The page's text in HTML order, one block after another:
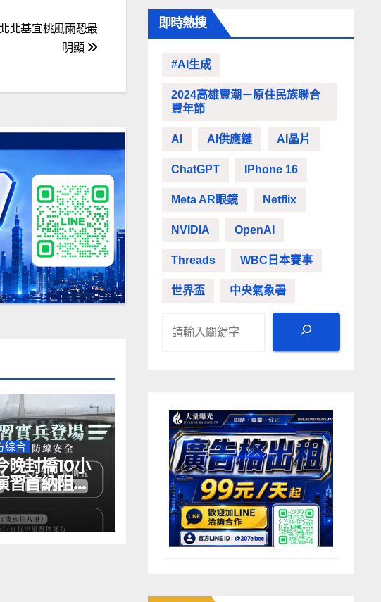
北基宜桃風雨恐最
明顯
綜合
晚封橋10小
習首納阻絕
改走關渡大
即時熱搜
#AI生成
2024高雄豐潮－原住民族聯合
豐年節
AI AI供應鏈 AI晶片
ChatGPT IPhone 16
Meta AR眼鏡 Netflix
NVIDIA OpenAI
Threads WBC日本賽事
世界盃 中央氣象署
搜尋